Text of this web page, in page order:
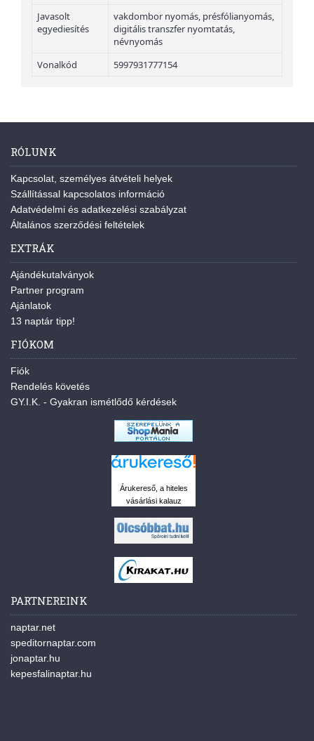
Javasolt
egyediesítés
vakdombor nyomás, présfólianyomás,
digitális transzfer nyomtatás,
névnyomás
Vonalkód
5997931777154
RÓLUNK
Kapcsolat, személyes átvételi helyek
Szállítással kapcsolatos információ
Adatvédelmi és adatkezelési szabályzat
Általános szerződési feltételek
EXTRÁK
Ajándékutalványok
Partner program
Ajánlatok
13 naptár tipp!
FIÓKOM
Fiók
Rendelés követés
GY.I.K. - Gyakran ismétlődő kérdések
Árukereső, a hiteles
vásárlási kalauz
PARTNEREINK
naptar.net
speditornaptar.com
jonaptar.hu
kepesfalinaptar.hu